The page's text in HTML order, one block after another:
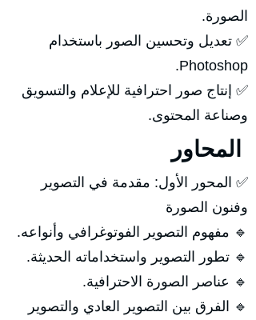
الصورة.
✅ تعديل وتحسين الصور باستخدام
Photoshop.
✅ إنتاج صور احترافية للإعلام والتسويق
وصناعة المحتوى.
✅ المحور الأول: مقدمة في التصوير
وفنون الصورة
🔹 مفهوم التصوير الفوتوغرافي وأنواعه.
🔹 تطور التصوير واستخداماته الحديثة.
🔹 عناصر الصورة الاحترافية.
🔹 الفرق بين التصوير العادي والتصوير